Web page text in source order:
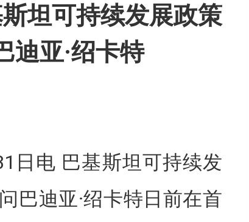
坦可持续发展政策
迪亚·绍卡特
日电 巴基斯坦可持续发
巴迪亚·绍卡特日前在首